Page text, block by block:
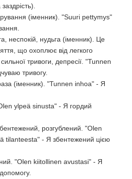
(іменник). "Suuri pettymys"
неспокій, нудьга (іменник). Це
що охоплює від легкого
тривоги, депресії. "Tunnen
тривогу.
(іменник). "Tunnen inhoa" - Я
ylpeä sinusta" - Я гордий
розгублений. "Olen
tilanteesta" - Я збентежений цією
"Olen kiitollinen avustasi" - Я